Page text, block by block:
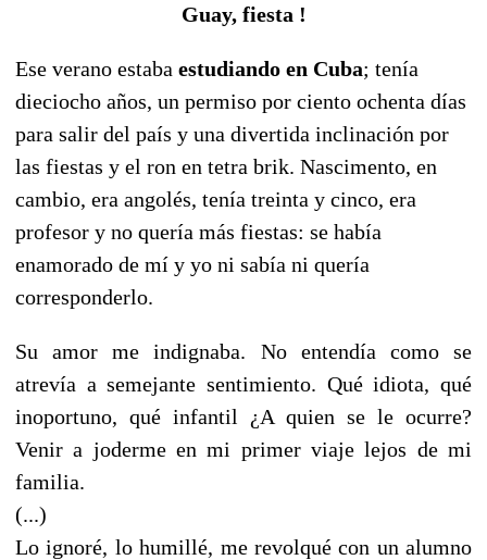
Guay, fiesta !
Ese verano estaba estudiando en Cuba; tenía
dieciocho años, un permiso por ciento ochenta días
para salir del país y una divertida inclinación por
las fiestas y el ron en tetra brik. Nascimento, en
cambio, era angolés, tenía treinta y cinco, era
profesor y no quería más fiestas: se había
enamorado de mí y yo ni sabía ni quería
corresponderlo.
Su amor me indignaba. No entendía como se
atrevía a semejante sentimiento. Qué idiota, qué
inoportuno, qué infantil ¿A quien se le ocurre?
Venir a joderme en mi primer viaje lejos de mi
familia.
(...)
Lo ignoré, lo humillé, me revolqué con un alumno